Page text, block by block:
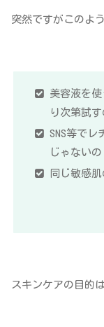
突然ですがこのよ
美容液を
り次第試
SNS等でレ
じゃないの
同じ敏感
スキンケアの目的